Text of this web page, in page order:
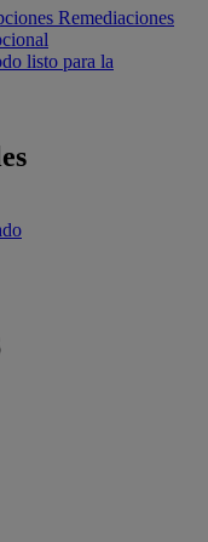
Remediaciones
listo para la